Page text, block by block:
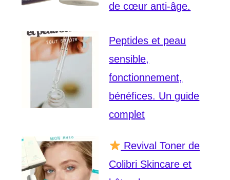
de cœur anti-âge.
Peptides et peau
sensible,
fonctionnement,
bénéfices. Un guide
complet
Revival Toner de
Colibri Skincare et